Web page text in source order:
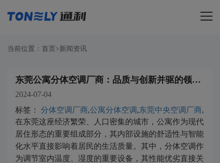
当前位置： 首页 >新闻资讯
东莞公寓分体空调厂商：品质与创新并驱的领航者
2024-07-04
标签：
分体空调厂商,公寓分体空调 ,东莞中央空调厂商,
在东莞这座经济繁荣、人口密集的城市，公寓作为现代
居住形态的重要组成部分，其内部设施的舒适性与智能
化水平直接影响着居民的生活质量。其中，分体空调作
为调节室内温度、湿度的重要设备，其性能优劣直接关